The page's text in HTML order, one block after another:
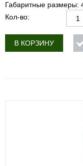
Габаритные размеры:
Кол-во:
В КОРЗИНУ